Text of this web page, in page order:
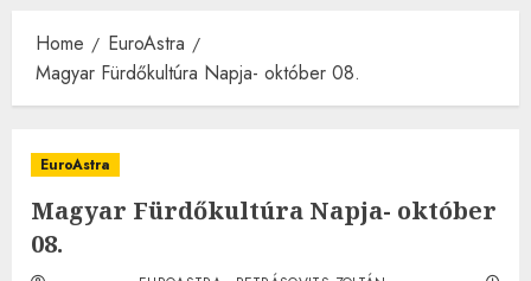
Home
EuroAstra
Magyar Fürdőkultúra Napja- október 08.
EuroAstra
Magyar Fürdőkultúra Napja- október
08.